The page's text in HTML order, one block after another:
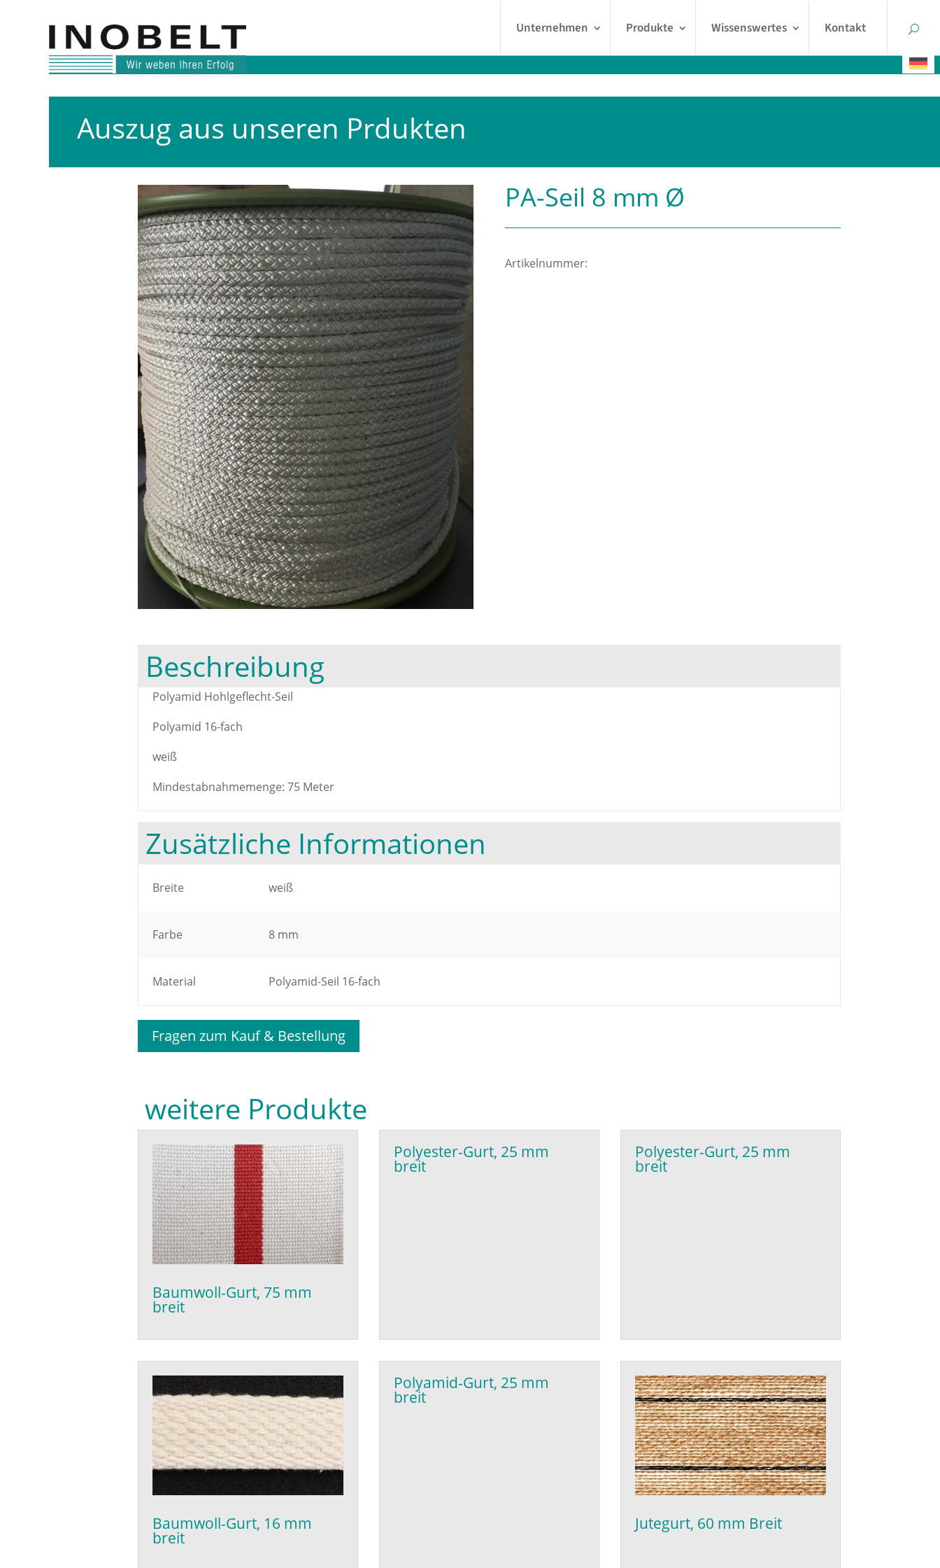
Unternehmen Produkte Wissenswertes Kontakt
Auszug aus unseren Prdukten
PA-Seil 8 mm Ø
Artikelnummer:
Beschreibung
Polyamid Hohlgeflecht-Seil
Polyamid 16-fach
weiß
Mindestabnahmemenge: 75 Meter
Zusätzliche Informationen
Breite weiß
Farbe 8 mm
Material Polyamid-Seil 16-fach
Fragen zum Kauf & Bestellung
weitere Produkte
Baumwoll-Gurt, 75 mm
breit
Baumwoll-Gurt, 16 mm
breit
Polyester-Gurt, 25 mm
breit
Polyamid-Gurt, 25 mm
breit
Polyester-Gurt, 25 mm
breit
Jutegurt, 60 mm Breit